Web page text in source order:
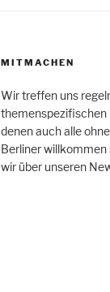
MITMACHEN
Wir treffen uns
themenspezifischen
denen auch alle
Berliner willkommen
wir über unseren